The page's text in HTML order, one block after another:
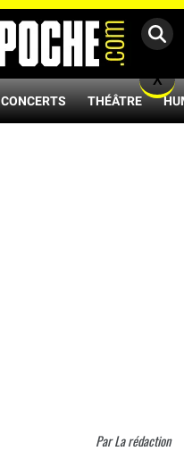
CONCERTS THÉÂTRE
ParLa rédaction
X